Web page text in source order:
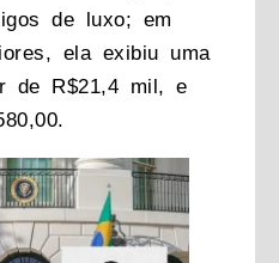
de luxo; em
ela exibiu uma
de R$21,4 mil, e